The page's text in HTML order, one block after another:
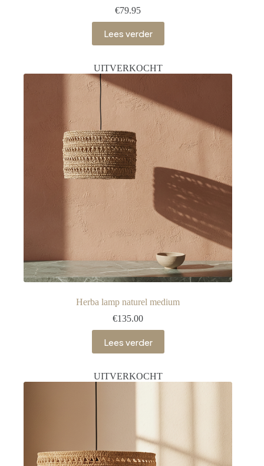
€79.95
Lees verder
UITVERKOCHT
Herba lamp naturel medium
€135.00
Lees verder
UITVERKOCHT